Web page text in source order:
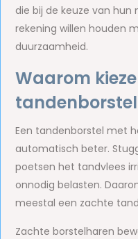
die bij de keuze van
rekening willen houden
duurzaamheid.
Waarom
Een tandenborstel met
automatisch beter.
poetsen het tandvlees
onnodig belasten.
meestal een zachte
Zachte borstelharen